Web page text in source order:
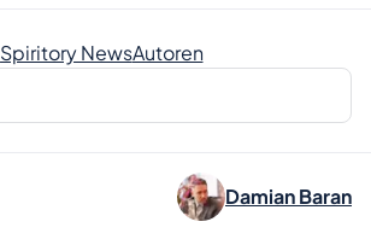
Spiritory NewsAutoren
Damian Baran